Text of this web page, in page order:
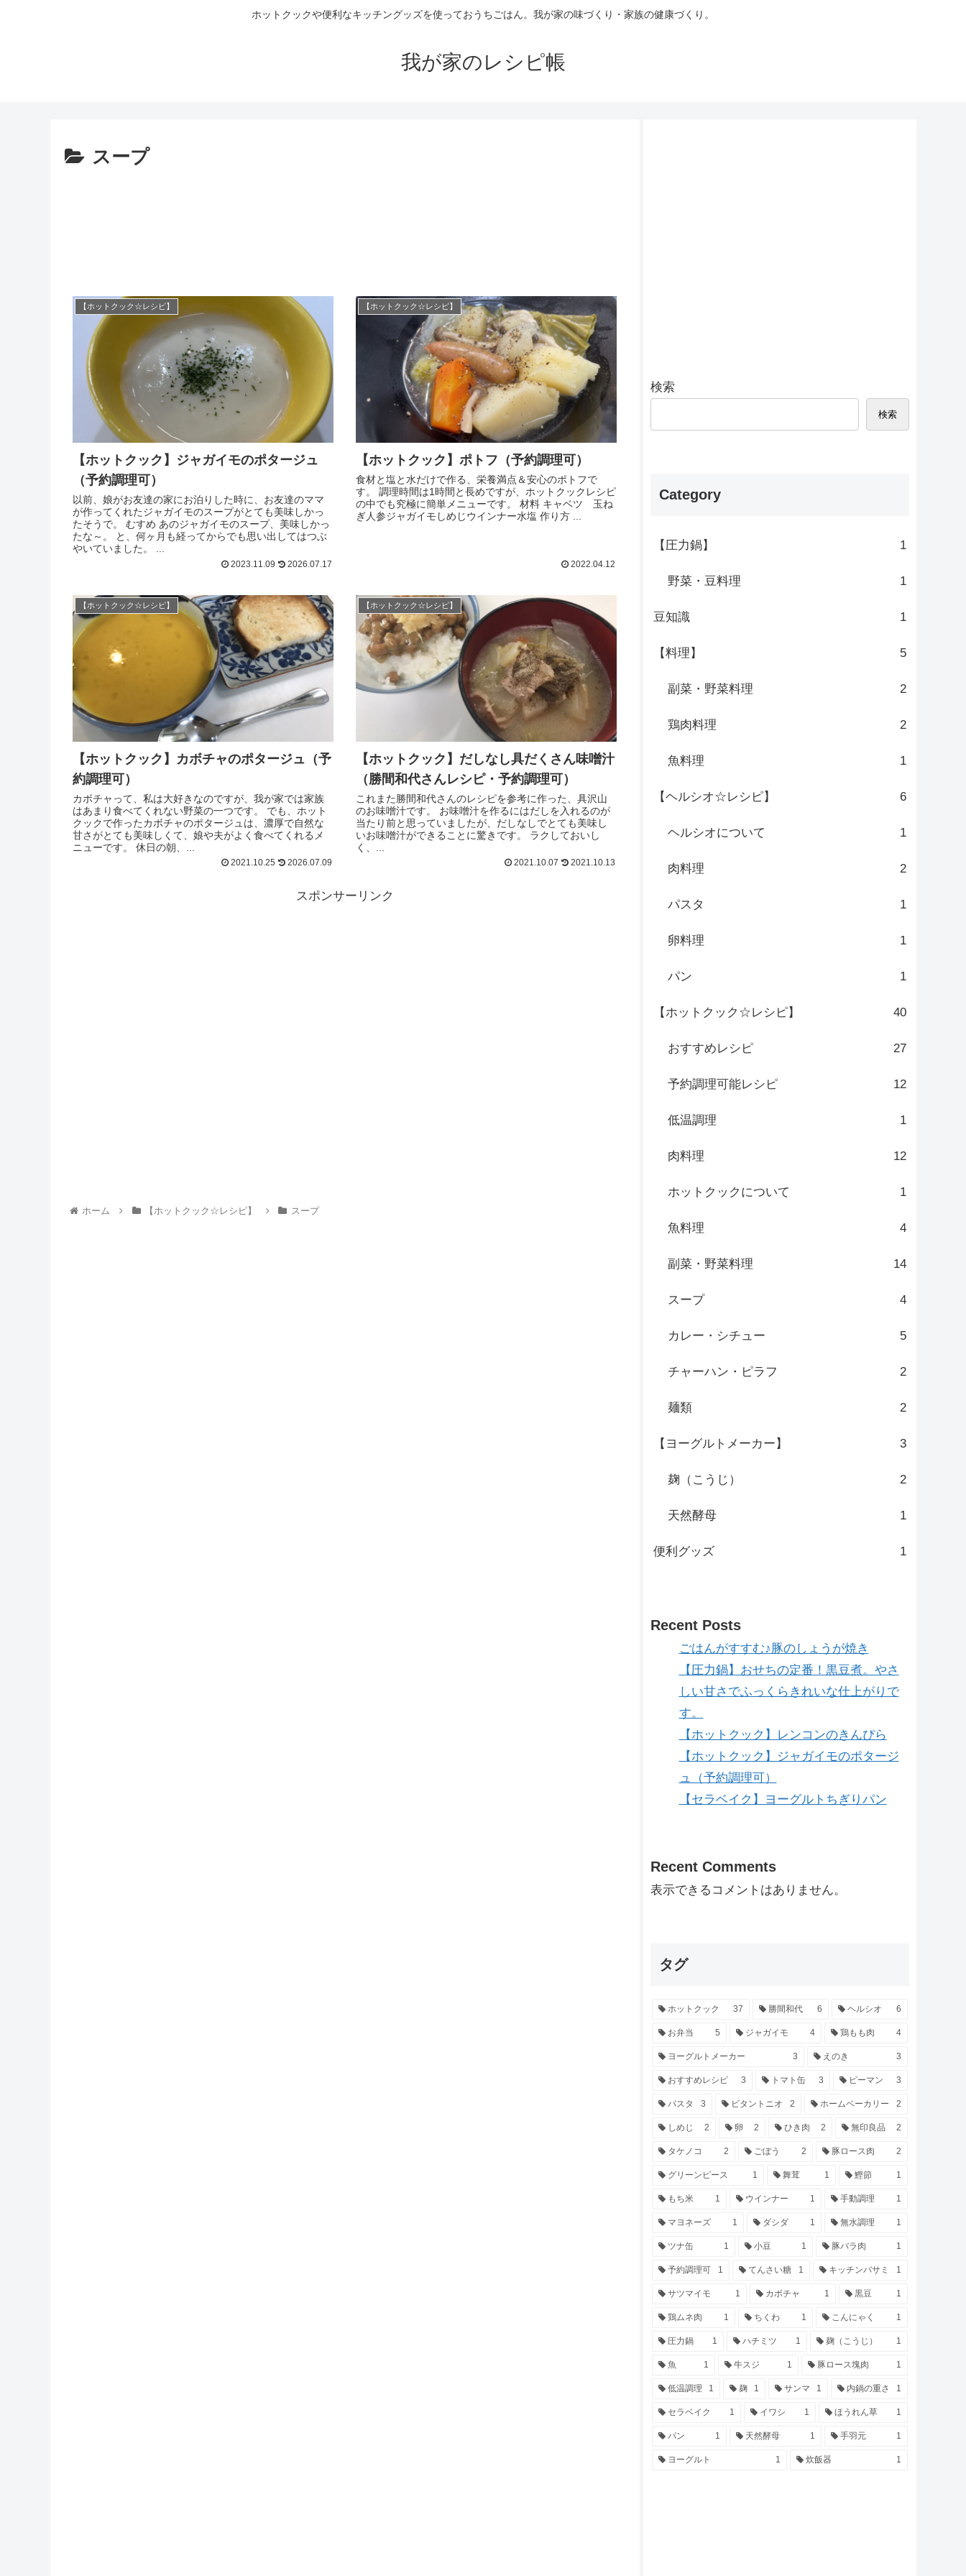
ホットクックや便利なキッチングッズを使っておうちごはん。我が家の味づくり・家族の健康づくり。
我が家のレシピ帳
スープ
【ホットクック☆レシピ】
【ホットクック】ジャガイモのポタージュ
（予約調理可）
以前、娘がお友達の家にお泊りした時に、お友達のママ
が作ってくれたジャガイモのスープがとても美味しかっ
たそうで。 むすめ あのジャガイモのスープ、美味しかっ
たな～。 と、何ヶ月も経ってからでも思い出してはつぶ
やいていました。 ...
2023.11.09 2026.07.17
【ホットクック☆レシピ】
【ホットクック】ポトフ（予約調理可）
食材と塩と水だけで作る、栄養満点＆安心のポトフで
す。 調理時間は1時間と長めですが、ホットクックレシピ
の中でも究極に簡単メニューです。 材料 キャベツ 玉ね
ぎ人参ジャガイモしめじウインナー水塩 作り方 ...
2022.04.12
【ホットクック☆レシピ】
【ホットクック】カボチャのポタージュ（予
約調理可）
カボチャって、私は大好きなのですが、我が家では家族
はあまり食べてくれない野菜の一つです。 でも、ホット
クックで作ったカボチャのポタージュは、濃厚で自然な
甘さがとても美味しくて、娘や夫がよく食べてくれるメ
ニューです。 休日の朝、...
2021.10.25 2026.07.09
【ホットクック☆レシピ】
【ホットクック】だしなし具だくさん味噌汁
（勝間和代さんレシピ・予約調理可）
これまた勝間和代さんのレシピを参考に作った、具沢山
のお味噌汁です。 お味噌汁を作るにはだしを入れるのが
当たり前と思っていましたが、だしなしでとても美味し
いお味噌汁ができることに驚きです。 ラクしておいし
く、...
2021.10.07 2021.10.13
スポンサーリンク
ホーム 【ホットクック☆レシピ】 スープ
検索
検索
Category
【圧力鍋】 1
野菜・豆料理 1
豆知識 1
【料理】 5
副菜・野菜料理 2
鶏肉料理 2
魚料理 1
【ヘルシオ☆レシピ】 6
ヘルシオについて 1
肉料理 2
パスタ 1
卵料理 1
パン 1
【ホットクック☆レシピ】 40
おすすめレシピ 27
予約調理可能レシピ 12
低温調理 1
肉料理 12
ホットクックについて 1
魚料理 4
副菜・野菜料理 14
スープ 4
カレー・シチュー 5
チャーハン・ピラフ 2
麺類 2
【ヨーグルトメーカー】 3
麹（こうじ） 2
天然酵母 1
便利グッズ 1
Recent Posts
ごはんがすすむ♪豚のしょうが焼き
【圧力鍋】おせちの定番！黒豆煮。やさ
しい甘さでふっくらきれいな仕上がりで
す。
【ホットクック】レンコンのきんぴら
【ホットクック】ジャガイモのポタージ
ュ（予約調理可）
【セラベイク】ヨーグルトちぎりパン
Recent Comments
表示できるコメントはありません。
タグ
ホットクック 37 勝間和代 6 ヘルシオ 6
お弁当 5 ジャガイモ 4 鶏もも肉 4
ヨーグルトメーカー 3 えのき 3
おすすめレシピ 3 トマト缶 3 ピーマン 3
パスタ 3 ビタントニオ 2 ホームベーカリー 2
しめじ 2 卵 2 ひき肉 2 無印良品 2
タケノコ 2 ごぼう 2 豚ロース肉 2
グリーンピース 1 舞茸 1 鰹節 1
もち米 1 ウインナー 1 手動調理 1
マヨネーズ 1 ダシダ 1 無水調理 1
ツナ缶 1 小豆 1 豚バラ肉 1
予約調理可 1 てんさい糖 1 キッチンバサミ 1
サツマイモ 1 カボチャ 1 黒豆 1
鶏ムネ肉 1 ちくわ 1 こんにゃく 1
圧力鍋 1 ハチミツ 1 麹（こうじ） 1
魚 1 牛スジ 1 豚ロース塊肉 1
低温調理 1 麹 1 サンマ 1 内鍋の重さ 1
セラベイク 1 イワシ 1 ほうれん草 1
パン 1 天然酵母 1 手羽元 1
ヨーグルト 1 炊飯器 1